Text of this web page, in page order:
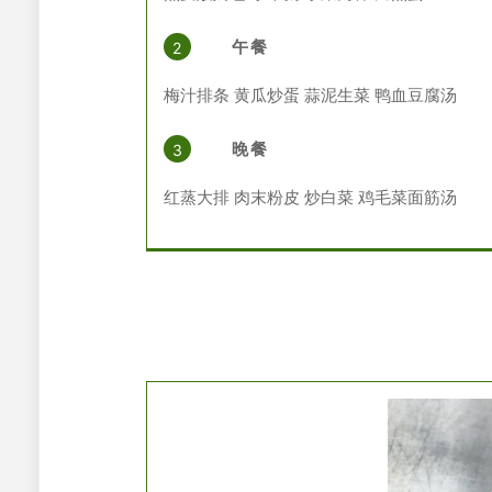
2 午餐
梅汁排条 黄瓜炒蛋 蒜泥生菜 鸭血豆腐汤
3 晚餐
红蒸大排 肉末粉皮 炒白菜 鸡毛菜面筋汤